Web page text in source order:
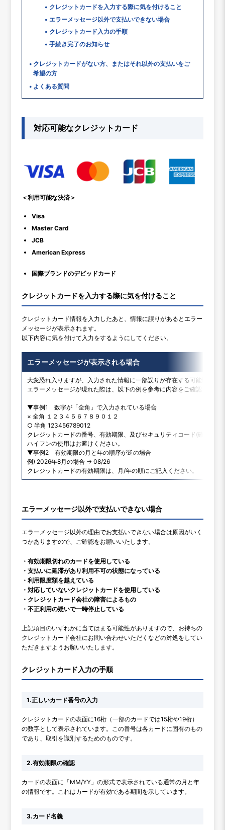
クレジットカードを入力する際に気を付けること
エラーメッセージ以外で支払いできない場合
クレジットカード入力の手順
手続き完了のお知らせ
クレジットカードがない方、またはそれ以外の支払いをご
希望の方
よくある質問
対応可能なクレジットカード
＜利用可能な決済＞
Visa
Master Card
JCB
American Express
国際ブランドのデビッドカード
クレジットカードを入力する際に気を付けること
クレジットカード情報を入力したあと、情報に誤りがあるとエラー
メッセージが表示されます。
以下内容に気を付けて入力をするようにしてください。
エラーメッセージが表示される場合
大変恐れ入りますが、入力された情報に一部誤りが存在する可能性がご
エラーメッセージが現れた際は、以下の例を参考に内容をご確認くださ
▼事例1 数字が「全角」で入力されている場合
× 全角 １２３４５６７８９０１２
○ 半角 123456789012
クレジットカードの番号、有効期限、及びセキュリティコード(確認コ
ハイフンの使用はお避けください。
▼事例2 有効期限の月と年の順序が逆の場合
例) 2026年8月の場合 → 08/26
クレジットカードの有効期限は、月/年の順にご記入ください。
エラーメッセージ以外で支払いできない場合
エラーメッセージ以外の理由でお支払いできない場合は原因がいく
つかありますので、ご確認をお願いいたします。
・有効期限切れのカードを使用している
・支払いに延滞があり利用不可の状態になっている
・利用限度額を越えている
・対応していないクレジットカードを使用している
・クレジットカード会社の障害によるもの
・不正利用の疑いで一時停止している
上記項目のいずれかに当てはまる可能性がありますので、お持ちの
クレジットカード会社にお問い合わせいただくなどの対処をしてい
ただきますようお願いいたします。
クレジットカード入力の手順
1.正しいカード番号の入力
クレジットカードの表面に16桁（一部のカードでは15桁や19桁）
の数字として表示されています。この番号は各カードに固有のもの
であり、取引を識別するためのものです。
2.有効期限の確認
カードの表面に「MM/YY」の形式で表示されている通常の月と年
の情報です。これはカードが有効である期間を示しています。
3.カード名義